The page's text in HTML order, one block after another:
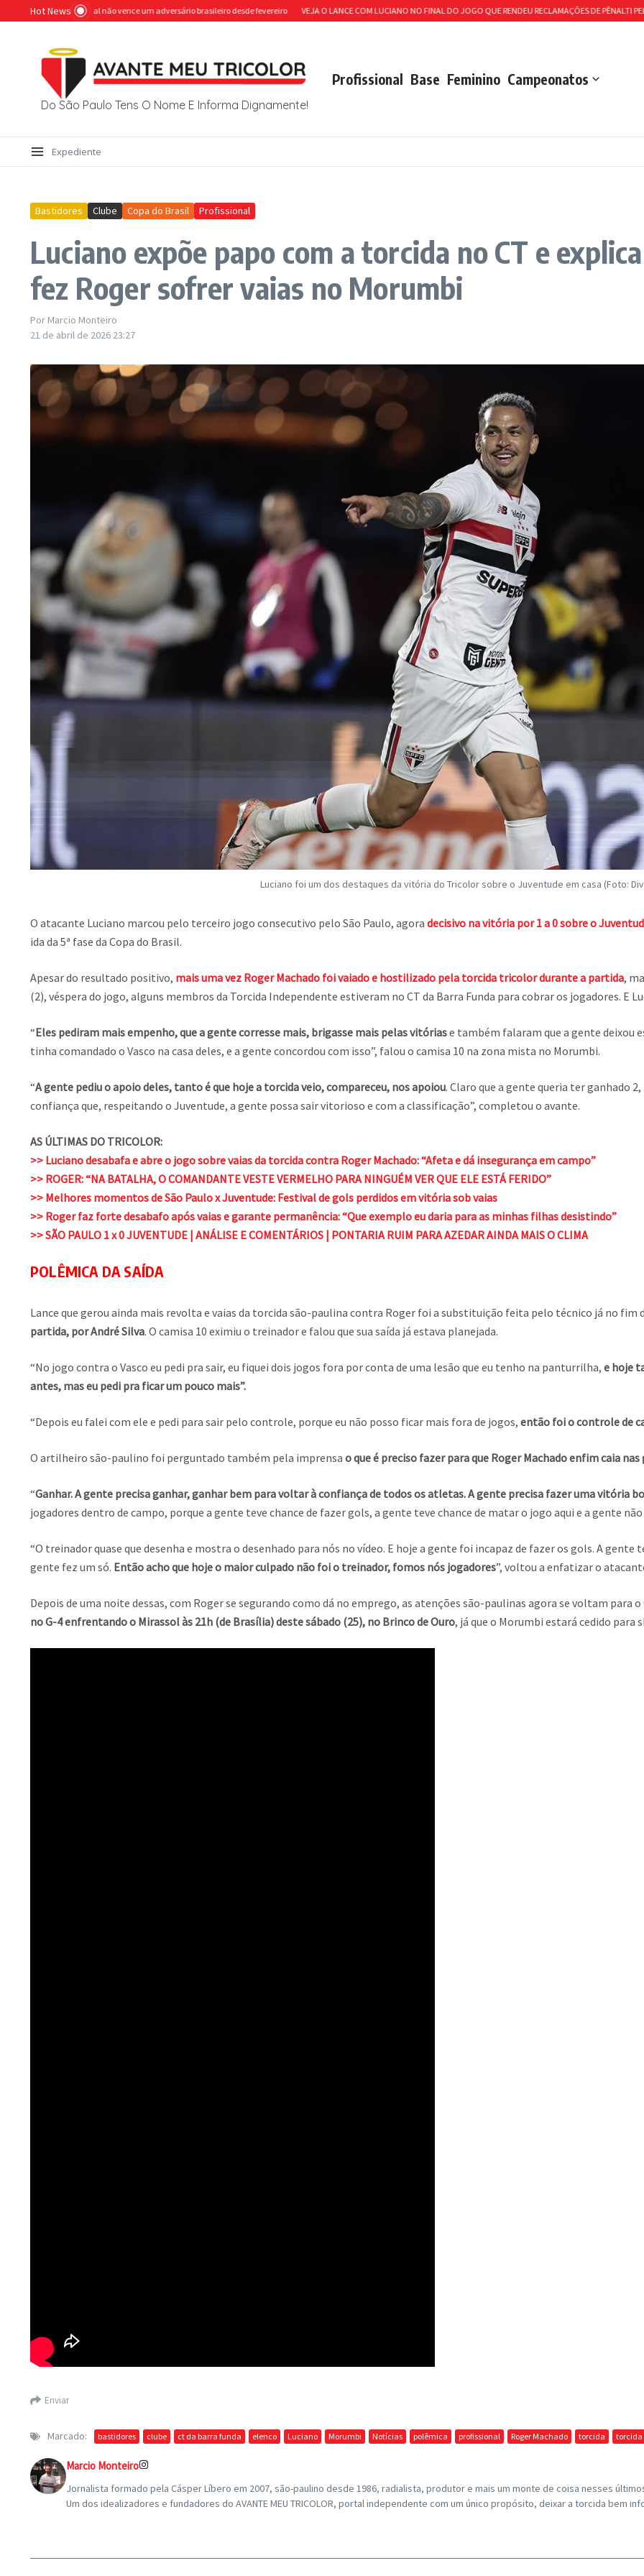
Ir para o conteúdo
Hot News
ano trágico, Dorival não vence um adversário brasileiro desde fevereiro VEJA O LANCE COM LUCIANO NO FINAL DO JOGO QUE RENDEU RECLAMAÇÕES DE PÊNALTI PELO SÃO
Do São Paulo Tens O Nome E Informa Dignamente!
Profissional Base Feminino Campeonatos
Expediente
Bastidores Clube Copa do Brasil Profissional
Luciano expõe papo com a torcida no CT e
fez Roger sofrer vaias no Morumbi
Por Marcio Monteiro
21 de abril de 2026 23:27
Luciano foi um dos destaques da vitória do Tricolor sobre o Juventude em casa (Foto:
O atacante Luciano marcou pelo terceiro jogo consecutivo pelo São Paulo, agora decisivo na vitória por 1 a 0 sobre o
ida da 5ª fase da Copa do Brasil.
Apesar do resultado positivo, mais uma vez Roger Machado foi vaiado e hostilizado pela torcida tricolor durante a partida,
(2), véspera do jogo, alguns membros da Torcida Independente estiveram no CT da Barra Funda para cobrar os jogadores. E
“Eles pediram mais empenho, que a gente corresse mais, brigasse mais pelas vitóriase também falaram que a gente deixou
tinha comandado o Vasco na casa deles, e a gente concordou com isso”, falou o camisa 10 na zona mista no Morumbi.
“A gente pediu o apoio deles, tanto é que hoje a torcida veio, compareceu, nos apoiou. Claro que a gente queria ter ganhado
confiança que, respeitando o Juventude, a gente possa sair vitorioso e com a classificação”, completou o avante.
AS ÚLTIMAS DO TRICOLOR:
>> Luciano desabafa e abre o jogo sobre vaias da torcida contra Roger Machado: “Afeta e dá insegurança em campo”
>> ROGER: “NA BATALHA, O COMANDANTE VESTE VERMELHO PARA NINGUÉM VER QUE ELE ESTÁ FERIDO”
>> Melhores momentos de São Paulo x Juventude: Festival de gols perdidos em vitória sob vaias
>> Roger faz forte desabafo após vaias e garante permanência: “Que exemplo eu daria para as minhas filhas desistindo”
>> SÃO PAULO 1 x 0 JUVENTUDE | ANÁLISE E COMENTÁRIOS | PONTARIA RUIM PARA AZEDAR AINDA MAIS O CLIMA
POLÊMICA DA SAÍDA
Lance que gerou ainda mais revolta e vaias da torcida são-paulina contra Roger foi a substituição feita pelo técnico já no fim
partida, por André Silva. O camisa 10 eximiu o treinador e falou que sua saída já estava planejada.
“No jogo contra o Vasco eu pedi pra sair, eu fiquei dois jogos fora por conta de uma lesão que eu tenho na panturrilha, e hoje
antes, mas eu pedi pra ficar um pouco mais”.
“Depois eu falei com ele e pedi para sair pelo controle, porque eu não posso ficar mais fora de jogos, então foi o controle de
O artilheiro são-paulino foi perguntado também pela imprensa o que é preciso fazer para que Roger Machado enfim caia
“Ganhar. A gente precisa ganhar, ganhar bem para voltar à confiança de todos os atletas. A gente precisa fazer uma vitória
jogadores dentro de campo, porque a gente teve chance de fazer gols, a gente teve chance de matar o jogo aqui e a gente não
“O treinador quase que desenha e mostra o desenhado para nós no vídeo. E hoje a gente foi incapaz de fazer os gols. A gente
gente fez um só. Então acho que hoje o maior culpado não foi o treinador, fomos nós jogadores”, voltou a enfatizar o
Depois de uma noite dessas, com Roger se segurando como dá no emprego, as atenções são-paulinas agora se voltam para o
no G-4 enfrentando o Mirassol às 21h (de Brasília) deste sábado (25), no Brinco de Ouro, já que o Morumbi estará cedido para
Enviar
Marcado: bastidores clube ct da barra funda elenco Luciano Morumbi Notícias polêmica profissional Roger Machado torcida torcida
Marcio Monteiro
Jornalista formado pela Cásper Líbero em 2007, são-paulino desde 1986, radialista, produtor e mais um monte de coisa nesses
Um dos idealizadores e fundadores do AVANTE MEU TRICOLOR, portal independente com um único propósito, deixar a torcida bem